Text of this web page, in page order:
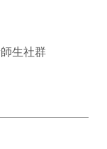
生社群